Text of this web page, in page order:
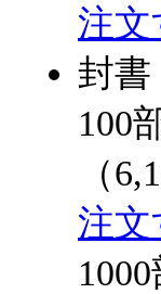
注文
封書
100
（
注文